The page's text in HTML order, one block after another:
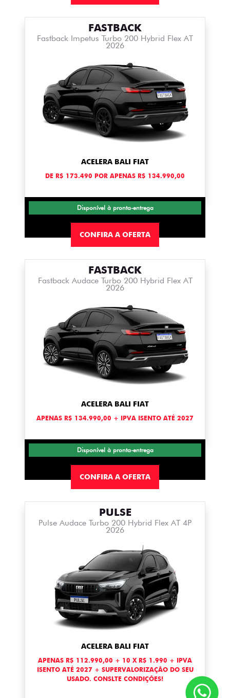
FASTBACK
Fastback Impetus Turbo 200 Hybrid Flex AT
2026
ACELERA BALI FIAT
DE R$ 173.490 POR APENAS R$ 134.990,00
Disponível à pronta-entrega
CONFIRA A OFERTA
FASTBACK
Fastback Audace Turbo 200 Hybrid Flex AT
2026
ACELERA BALI FIAT
APENAS R$ 134.990,00 + IPVA ISENTO ATÉ 2027
Disponível à pronta-entrega
CONFIRA A OFERTA
PULSE
Pulse Audace Turbo 200 Hybrid Flex AT 4P
2026
ACELERA BALI FIAT
APENAS R$ 112.990,00 + 10 X R$ 1.990 + IPVA
ISENTO ATÉ 2027 + SUPERVALORIZAÇÃO DO SEU
USADO. CONSLTE CONDIÇÕES!